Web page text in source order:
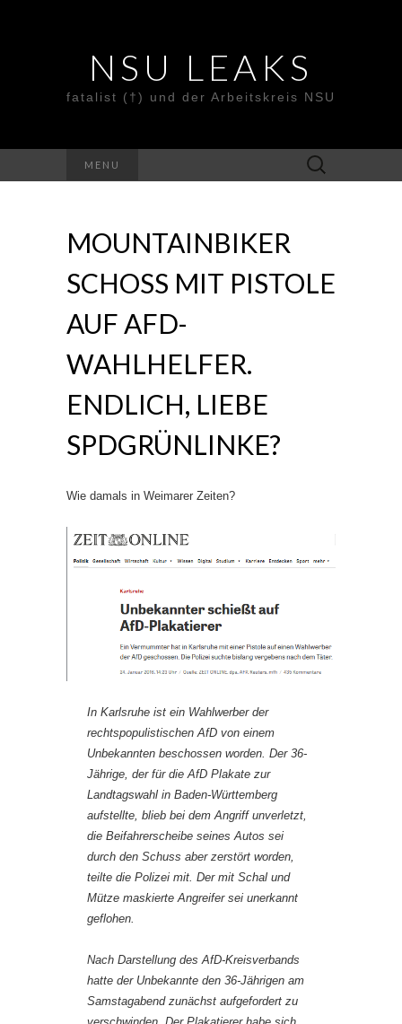
NSU LEAKS
fatalist (†) und der Arbeitskreis NSU
MENU
Suche
nach:
MOUNTAINBIKER
SCHOSS MIT PISTOLE
AUF AFD-
WAHLHELFER.
ENDLICH, LIEBE
SPDGRÜNLINKE?
Wie damals in Weimarer Zeiten?
In Karlsruhe ist ein Wahlwerber der
rechtspopulistischen AfD von einem
Unbekannten beschossen worden. Der 36-
Jährige, der für die AfD Plakate zur
Landtagswahl in Baden-Württemberg
aufstellte, blieb bei dem Angriff unverletzt,
die Beifahrerscheibe seines Autos sei
durch den Schuss aber zerstört worden,
teilte die Polizei mit. Der mit Schal und
Mütze maskierte Angreifer sei unerkannt
geflohen.
Nach Darstellung des AfD-Kreisverbands
hatte der Unbekannte den 36-Jährigen am
Samstagabend zunächst aufgefordert zu